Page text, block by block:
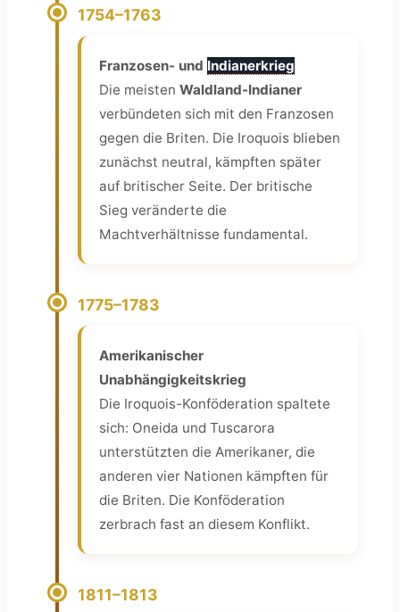
1754–1763
Franzosen- und Indianerkrieg
Die meisten Waldland-Indianer
verbündeten sich mit den Franzosen
gegen die Briten. Die Iroquois blieben
zunächst neutral, kämpften später
auf britischer Seite. Der britische
Sieg veränderte die
Machtverhältnisse fundamental.
1775–1783
Amerikanischer
Unabhängigkeitskrieg
Die Iroquois-Konföderation spaltete
sich: Oneida und Tuscarora
unterstützten die Amerikaner, die
anderen vier Nationen kämpften für
die Briten. Die Konföderation
zerbrach fast an diesem Konflikt.
1811–1813